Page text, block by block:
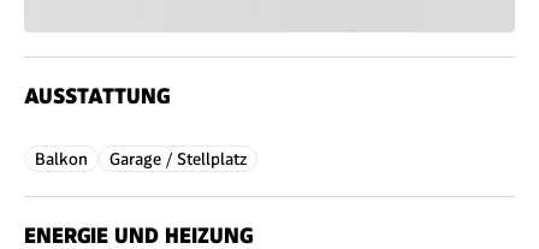
AUSSTATTUNG
Balkon Garage / Stellplatz
ENERGIE UND HEIZUNG